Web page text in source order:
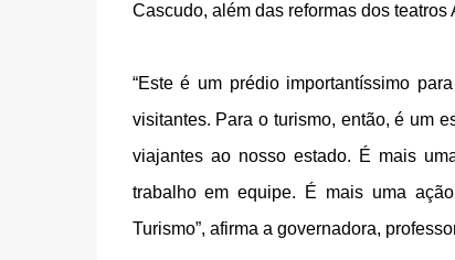
Cascudo, além das reformas dos
“Este é um prédio importantíssimo
visitantes. Para o turismo, então, é um
viajantes ao nosso estado. É mais
trabalho em equipe. É mais uma
Turismo”, afirma a governadora,